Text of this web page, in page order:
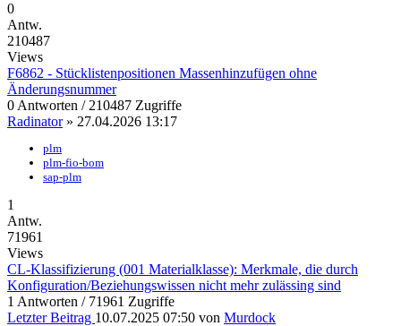
0
Antw.
210487
Views
F6862 - Stücklistenpositionen Massenhinzufügen ohne
Änderungsnummer
0 Antworten / 210487 Zugriffe
Radinator» 27.04.2026 13:17
plm
plm-fio-bom
sap-plm
1
Antw.
71961
Views
CL-Klassifizierung (001 Materialklasse): Merkmale, die durch
Konfiguration/Beziehungswissen nicht mehr zulässing sind
1 Antworten / 71961 Zugriffe
Letzter Beitrag 10.07.2025 07:50 von Murdock